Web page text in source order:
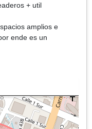
+ util
amplios e
ende es un